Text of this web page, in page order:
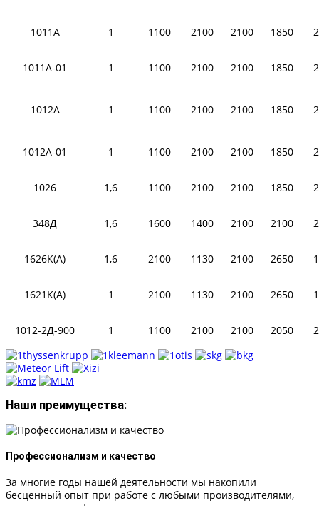
1011А 1 1100 2100 2100 1850
1011А-01 1 1100 2100 2100 1850
1012А 1 1100 2100 2100 1850
1012А-01 1 1100 2100 2100 1850
1026 1,6 1100 2100 2100 1850
348Д 1,6 1600 1400 2100 2100
1626К(А) 1,6 2100 1130 2100 2650
1621К(А) 1 2100 1130 2100 2650
1012-2Д-900 1 1100 2100 2100 2050
Наши преимущества:
Профессионализм и качество
За многие годы нашей деятельности мы накопили
бесценный опыт при работе с любыми производителями,